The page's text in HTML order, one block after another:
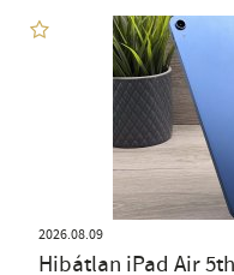
2026.08.09
Hibátlan iPad Air